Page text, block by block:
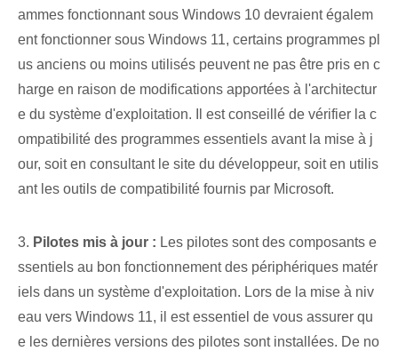
ammes fonctionnant sous Windows 10 devraient égalem
ent fonctionner sous Windows 11, certains programmes pl
us anciens ou moins utilisés peuvent ne pas être pris en c
harge en raison de modifications apportées à l'architectur
e du système d'exploitation. Il est conseillé de vérifier la c
ompatibilité des programmes essentiels avant la mise à j
our, soit en consultant le site du développeur, soit en utilis
ant les outils de compatibilité fournis par Microsoft.
3. Pilotes mis à jour : Les pilotes sont des composants e
ssentiels au bon fonctionnement des périphériques matér
iels dans un système d'exploitation. Lors de la mise à niv
eau vers Windows 11, il est essentiel de vous assurer qu
e les dernières versions des pilotes sont installées. De no